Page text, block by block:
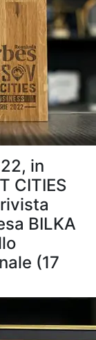
in
CITIES
rivista
BILKA
(17